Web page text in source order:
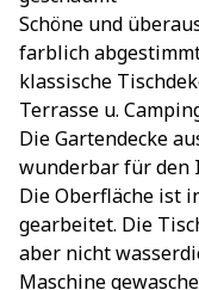
Schöne und
farblich
klassische
Terrasse u.
Die Gartendecke
wunderbar für den
Die Oberfläche ist
gearbeitet. Die
aber nicht
Maschine